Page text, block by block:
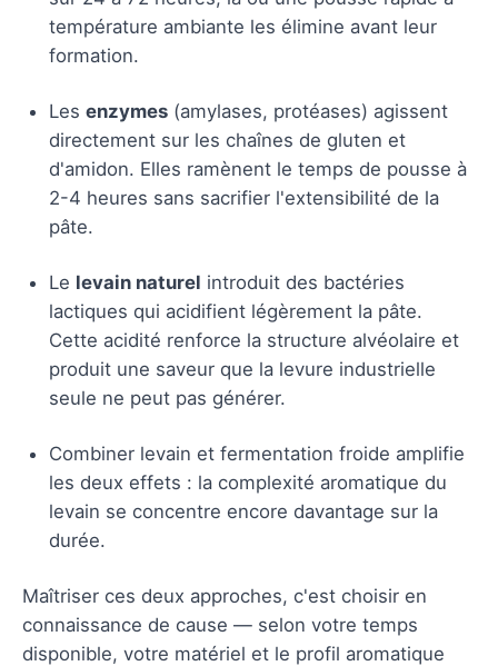
température ambiante les élimine avant leur
formation.
Les enzymes (amylases, protéases) agissent
directement sur les chaînes de gluten et
d'amidon. Elles ramènent le temps de pousse à
2-4 heures sans sacrifier l'extensibilité de la
pâte.
Le levain naturel introduit des bactéries
lactiques qui acidifient légèrement la pâte.
Cette acidité renforce la structure alvéolaire et
produit une saveur que la levure industrielle
seule ne peut pas générer.
Combiner levain et fermentation froide amplifie
les deux effets : la complexité aromatique du
levain se concentre encore davantage sur la
durée.
Maîtriser ces deux approches, c'est choisir en
connaissance de cause — selon votre temps
disponible, votre matériel et le profil aromatique